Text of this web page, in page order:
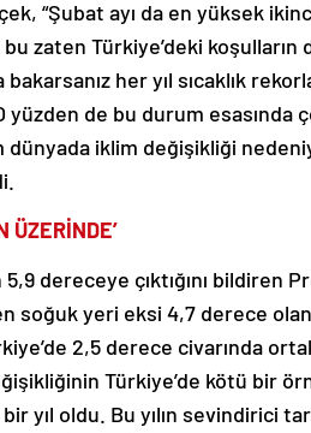
“Şubat ayı da en yüksek
bu zaten Türkiye’deki
her yıl sıcaklık
yüzden de bu durum esasında
iklim değişikliği
ÜZERİNDE’
5,9 dereceye çıktığını bildiren
soğuk yeri eksi 4,7 derece
2,5 derece civarında
Türkiye’de kötü bir
bir yıl oldu. Bu yılın sevindirici